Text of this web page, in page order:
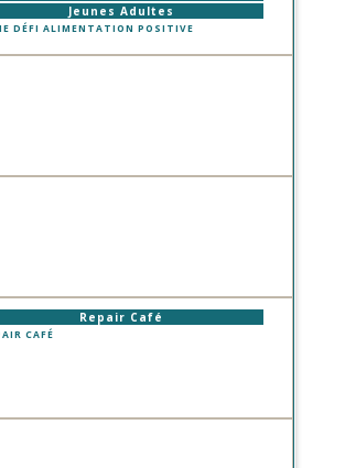
Jeunes Adultes
DÉFI ALIMENTATION POSITIVE
Repair Café
CAFÉ